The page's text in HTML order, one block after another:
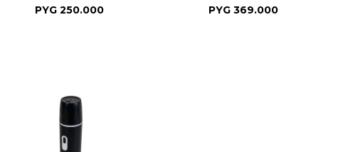
PYG 250.000
PYG 369.000